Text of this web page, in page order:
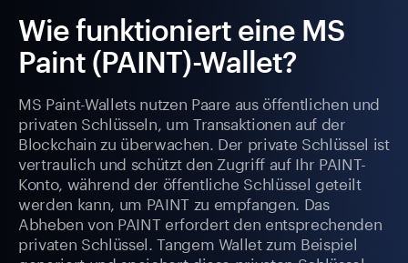
Wie funktioniert eine MS
Paint (PAINT)-Wallet?
MS Paint-Wallets nutzen Paare aus öffentlichen und
privaten Schlüsseln, um Transaktionen auf der
Blockchain zu überwachen. Der private Schlüssel ist
vertraulich und schützt den Zugriff auf Ihr PAINT-
Konto, während der öffentliche Schlüssel geteilt
werden kann, um PAINT zu empfangen. Das
Abheben von PAINT erfordert den entsprechenden
privaten Schlüssel. Tangem Wallet zum Beispiel